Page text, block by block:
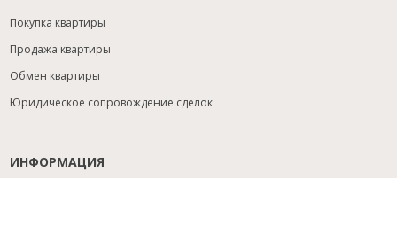
Покупка квартиры
Продажа квартиры
Обмен квартиры
Юридическое сопровождение сделок
ИНФОРМАЦИЯ